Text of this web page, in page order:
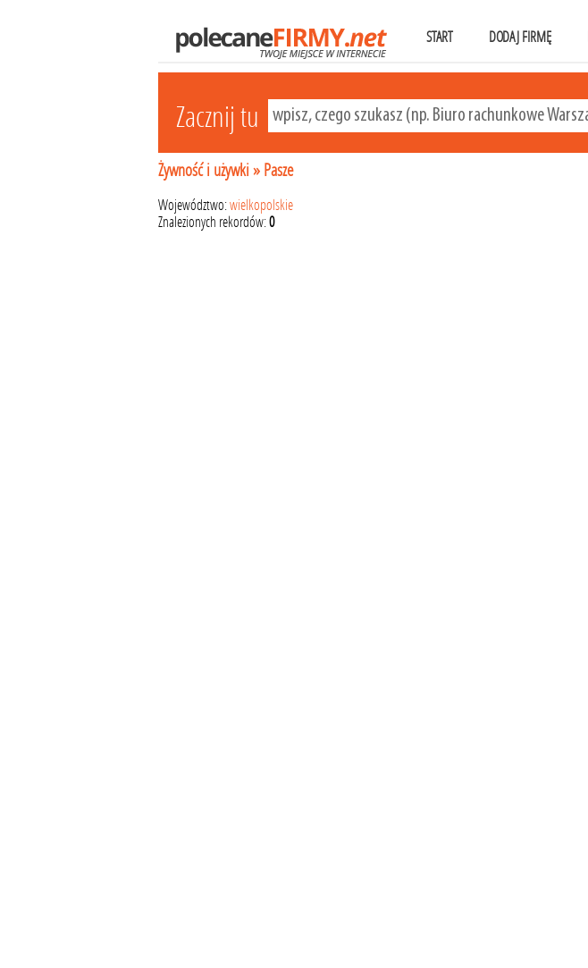
START DODAJ FIRMĘ
Zacznij tu
Żywność i używki » Pasze
Województwo:wielkopolskie
Znalezionych rekordów:0